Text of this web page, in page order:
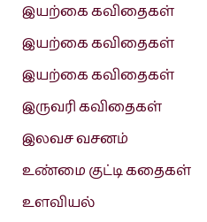
இயற்கை கவிதைகள்
இயற்கை கவிதைகள்
இயற்கை கவிதைகள்
இருவரி கவிதைகள்
இலவச வசனம்
உண்மை குட்டி கதைகள்
உளவியல்